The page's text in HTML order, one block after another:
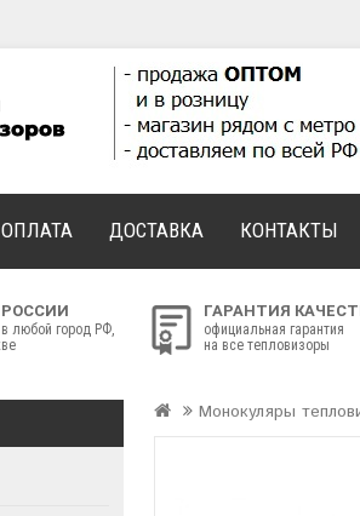
ОПЛАТА ДОСТАВКА КОНТАКТЫ
любой город РФ,
ГАРАНТИЯ
официальная гарантия
на все тепловизоры
Монокуляры